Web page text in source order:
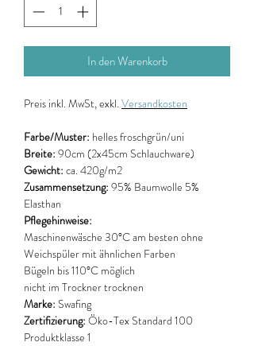
In den Warenkorb
Preis inkl. MwSt, exkl. Versandkosten
Farbe/Muster: helles froschgrün/uni
Breite: 90cm (2x45cm Schlauchware)
Gewicht: ca. 420g/m2
Zusammensetzung: 95% Baumwolle 5%
Elasthan
Pflegehinweise:
Maschinenwäsche 30°C am besten ohne
Weichspüler mit ähnlichen Farben
Bügeln bis 110°C möglich
nicht im Trockner trocknen
Marke: Swafing
Zertifizierung: Öko-Tex Standard 100
Produktklasse 1